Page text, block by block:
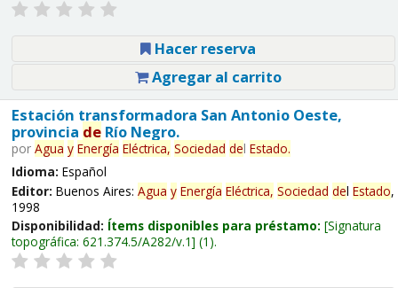
Hacer reserva
Agregar al carrito
Estación transformadora San Antonio Oeste,
provincia deRío Negro.
por Agua y Energía Eléctrica, Sociedad del Estado.
Idioma: Español
Editor: Buenos Aires: Agua y Energía Eléctrica, Sociedad del Estado,
1998
Disponibilidad: Ítems disponibles para préstamo: Signatura
topográfica: 621.374.5/A282/v.1 (1).